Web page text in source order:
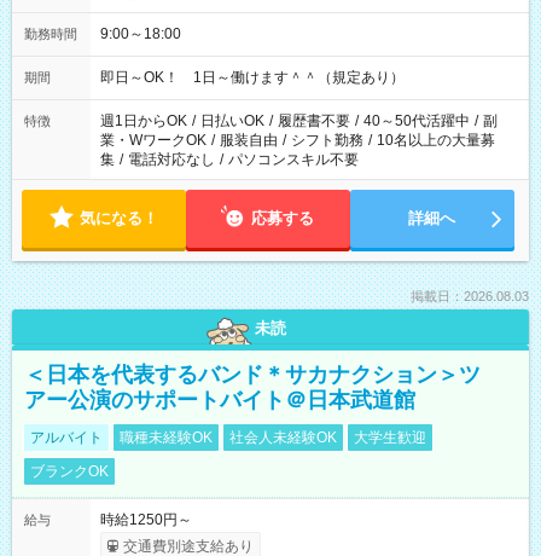
勤務時間 9:00～18:00
期間 即日～OK！ 1日～働けます＾＾（規定あり）
特徴 週1日からOK / 日払いOK / 履歴書不要 / 40～50代活躍中 / 副
業・WワークOK / 服装自由 / シフト勤務 / 10名以上の大量募
集 / 電話対応なし / パソコンスキル不要
気になる！ 応募する 詳細へ
掲載日：2026.08.03
未読
＜日本を代表するバンド＊サカナクション＞ツ
アー公演のサポートバイト＠日本武道館
アルバイト 職種未経験OK 社会人未経験OK
大学生歓迎
ブランクOK
給与
時給1250円～
交通費別途支給あり